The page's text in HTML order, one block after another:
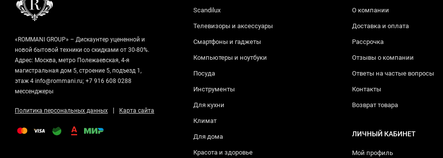
«ROMMANI GROUP» – Дискаунтер уцененной и
новой бытовой техники со скидками от 30-80%.
Адрес: Москва, метро Полежаевская, 4-я
магистральная дом 5, строение 5, подъезд 1,
этаж 4 info@rommani.ru; +7 916 608 0288
мессенджеры
Политика персональных данных | Карта сайта
Scandilux
Телевизоры и аксессуары
Смартфоны и гаджеты
Компьютеры и ноутбуки
Посуда
Инструменты
Для кухни
Климат
Для дома
Красота и здоровье
О компании
Доставка и оплата
Рассрочка
Отзывы о компании
Ответы на частые вопросы
Контакты
Возврат товара
ЛИЧНЫЙ КАБИНЕТ
Мой профиль